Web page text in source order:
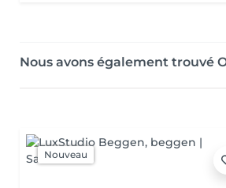
Nous avons également trouvé
Nouveau